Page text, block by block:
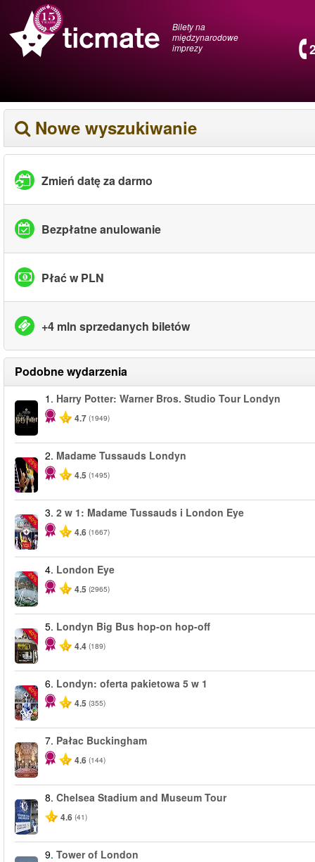
Bilety na
międzynarodowe
imprezy
Nowe wyszukiwanie
Zmień datę za darmo
Bezpłatne anulowanie
Płać w PLN
+4 mln sprzedanych biletów
Podobne wydarzenia
1. Harry Potter: Warner Bros. Studio Tour Londyn
4.7 (1949)
-25%
2. Madame Tussauds Londyn
4.5 (1495)
-40%
3. 2 w 1: Madame Tussauds i London Eye
4.6 (1667)
-25%
4. London Eye
4.5 (2965)
-40%
5. Londyn Big Bus hop-on hop-off
4.4 (189)
-60%
6. Londyn: oferta pakietowa 5 w 1
4.5 (355)
7. Pałac Buckingham
4.6 (144)
8. Chelsea Stadium and Museum Tour
4.6 (41)
9. Tower of London